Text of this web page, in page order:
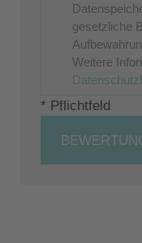
gesetzliche
Weitere
* Pflichtfeld